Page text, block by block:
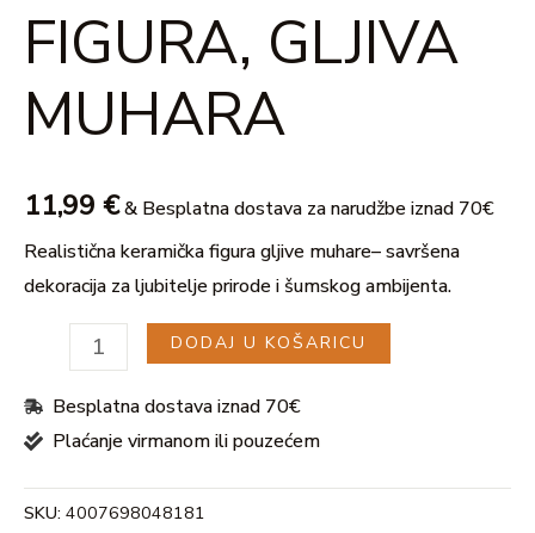
FIGURA, GLJIVA
MUHARA
11,99 €& Besplatna dostava za narudžbe iznad 70€
Realistična keramička figura gljive muhare– savršena
dekoracija za ljubitelje prirode i šumskog ambijenta.
MUHARA
količina
DODAJ U KOŠARICU
Besplatna dostava iznad 70€
Plaćanje virmanom ili pouzećem
SKU: 4007698048181